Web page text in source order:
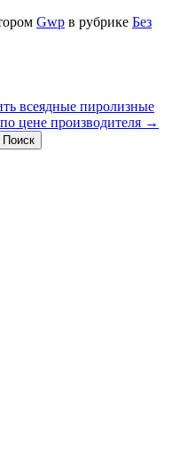
Gwp в рубрике Без
всеядные пиролизные
цене производителя →